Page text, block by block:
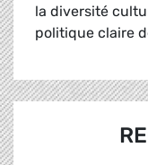
la diversité
politique claire